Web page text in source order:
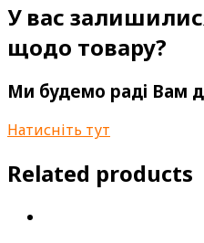
У вас
щодо товару?
Ми будемо раді Вам
Натисніть тут
Related products